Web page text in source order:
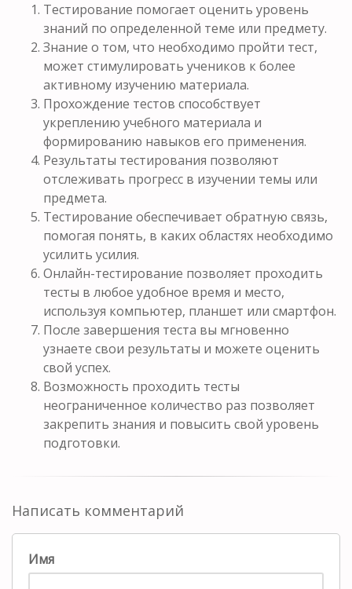
Тестирование помогает оценить уровень
знаний по определенной теме или предмету.
Знание о том, что необходимо пройти тест,
может стимулировать учеников к более
активному изучению материала.
Прохождение тестов способствует
укреплению учебного материала и
формированию навыков его применения.
Результаты тестирования позволяют
отслеживать прогресс в изучении темы или
предмета.
Тестирование обеспечивает обратную связь,
помогая понять, в каких областях необходимо
усилить усилия.
Онлайн-тестирование позволяет проходить
тесты в любое удобное время и место,
используя компьютер, планшет или смартфон.
После завершения теста вы мгновенно
узнаете свои результаты и можете оценить
свой успех.
Возможность проходить тесты
неограниченное количество раз позволяет
закрепить знания и повысить свой уровень
подготовки.
Написать комментарий
Имя